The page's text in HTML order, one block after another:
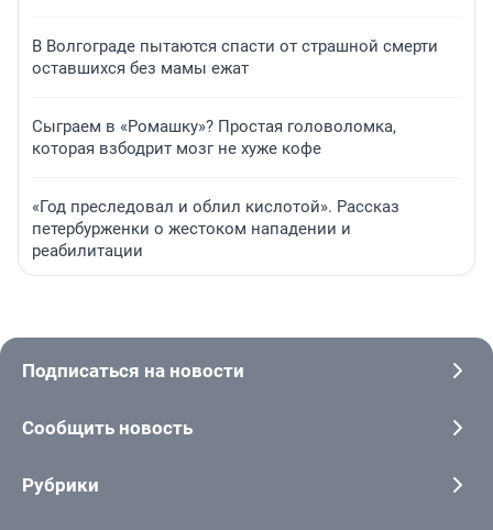
В Волгограде пытаются спасти от страшной смерти
оставшихся без мамы ежат
Сыграем в «Ромашку»? Простая головоломка,
которая взбодрит мозг не хуже кофе
«Год преследовал и облил кислотой». Рассказ
петербурженки о жестоком нападении и
реабилитации
Подписаться на новости
Сообщить новость
Рубрики